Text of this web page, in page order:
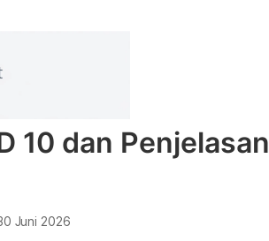
10 dan Penjelasan
Juni 2026